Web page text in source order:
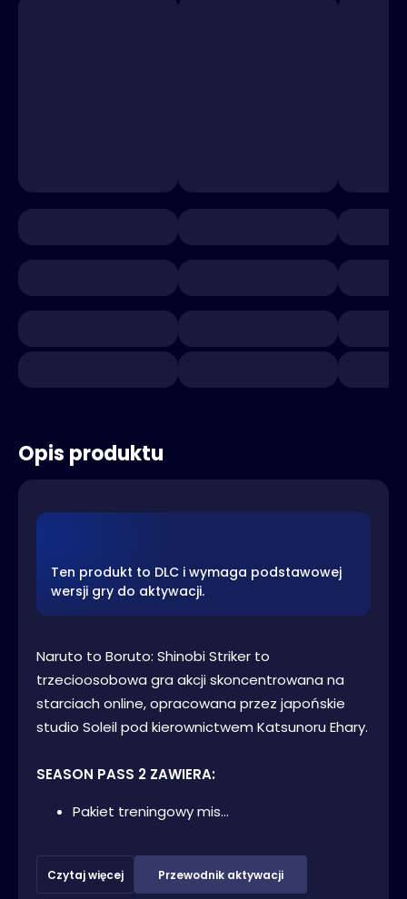
Opis produktu
Ten produkt to DLC i wymaga podstawowej
wersji gry do aktywacji.
Naruto to Boruto: Shinobi Striker to
trzecioosobowa gra akcji skoncentrowana na
starciach online, opracowana przez japońskie
studio Soleil pod kierownictwem Katsunoru Ehary.
SEASON PASS 2 ZAWIERA:
Pakiet treningowy mis...
Czytaj więcej Przewodnik aktywacji